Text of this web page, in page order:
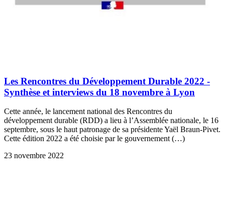
Les Rencontres du Développement Durable 2022 -
Synthèse et interviews du 18 novembre à Lyon
Cette année, le lancement national des Rencontres du
développement durable (RDD) a lieu à l’Assemblée nationale, le 16
septembre, sous le haut patronage de sa présidente Yaël Braun-Pivet.
Cette édition 2022 a été choisie par le gouvernement (…)
23 novembre 2022